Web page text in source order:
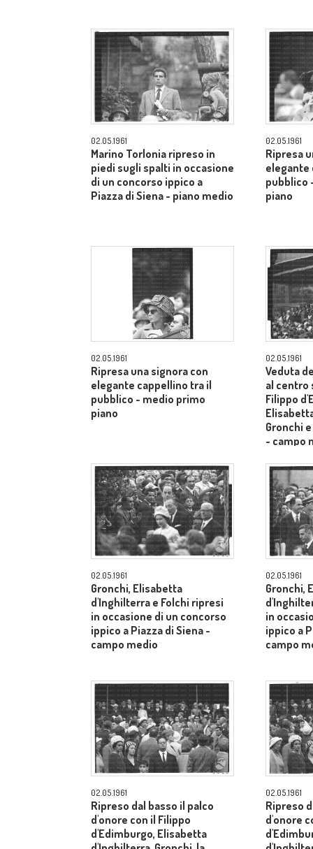
02.05.1961
Marino Torlonia ripreso in
piedi sugli spalti in occasione
di un concorso ippico a
Piazza di Siena - piano medio
02.05.1961
Ripresa
elegante
pubblico
piano
02.05.1961
Ripresa una signora con
elegante cappellino tra il
pubblico - medio primo
piano
02.05.1961
Veduta
al centro
Filippo
Gronchi
- campo
02.05.1961
Gronchi, Elisabetta
d'Inghilterra e Folchi ripresi
in occasione di un concorso
ippico a Piazza di Siena -
campo medio
02.05.1961
Gronchi,
in
ippico a
campo
02.05.1961
Ripreso dal basso il palco
d'onore con il Filippo
d'Edimburgo, Elisabetta
02.05.1961
Ripreso
d'onore